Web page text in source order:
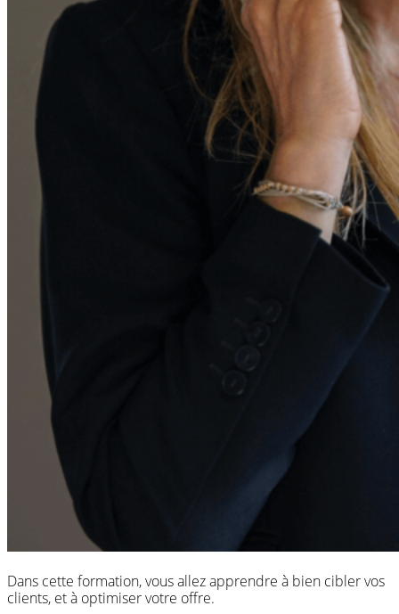
Dans cette formation, vous allez apprendre à bien cibler vos
clients, et à optimiser votre offre.